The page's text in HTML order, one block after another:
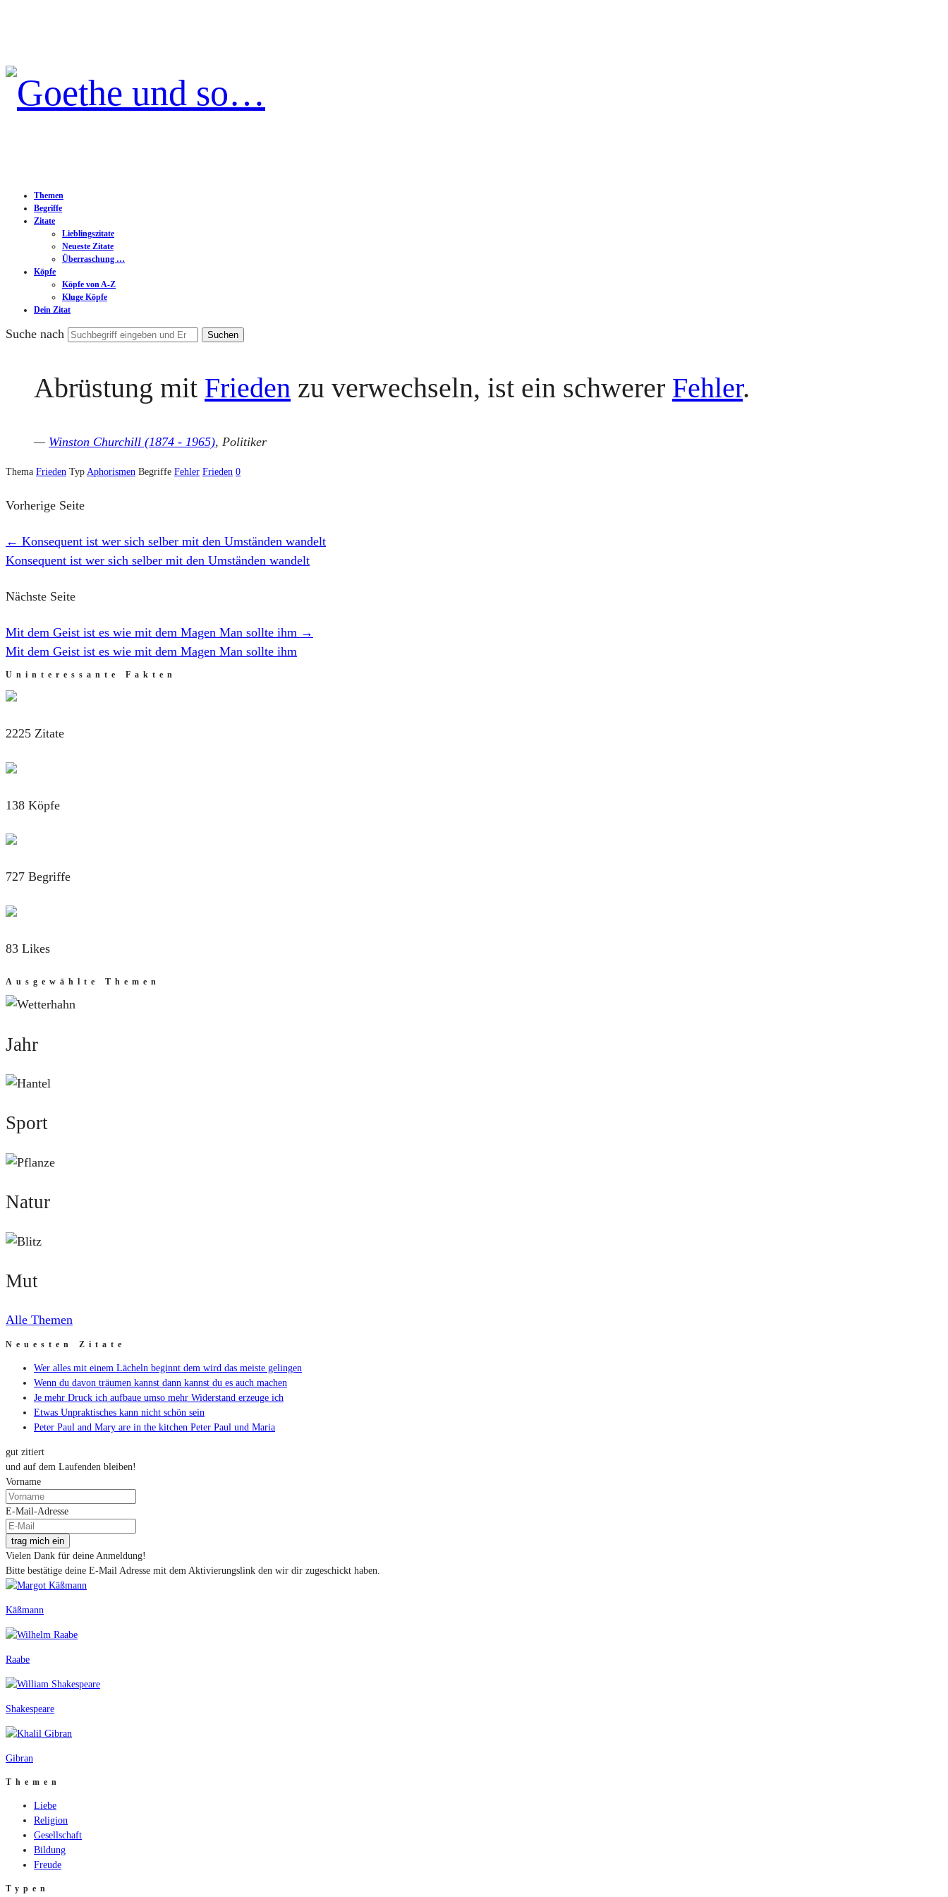
Goethe
so…
Themen
Begriffe
Zitate
Lieblingszitate
Neueste Zitate
Überraschung …
Köpfe
Köpfe von A-Z
Kluge Köpfe
Dein Zitat
Suche nach
Abrüstung mit Frieden zu verwechseln, ist ein schwerer Fehler.
— Winston Churchill (1874 - 1965), Politiker
Thema Frieden Typ Aphorismen Begriffe Fehler Frieden 0
Vorherige Seite
← Konsequent ist wer sich selber mit den Umständen wandelt
Konsequent ist wer sich selber mit den Umständen wandelt
Nächste Seite
Mit dem Geist ist es wie mit dem Magen Man sollte ihm →
Mit dem Geist ist es wie mit dem Magen Man sollte ihm
Uninteressante Fakten
2225 Zitate
138 Köpfe
727 Begriffe
83 Likes
Ausgewählte Themen
Jahr
Jahr
Sport
Sport
Natur
Natur
Mut
Mut
Alle Themen
Neuesten Zitate
Wer alles mit einem Lächeln beginnt dem wird das meiste gelingen
Wenn du davon träumen kannst dann kannst du es auch machen
Je mehr Druck ich aufbaue umso mehr Widerstand erzeuge ich
Etwas Unpraktisches kann nicht schön sein
Peter Paul and Mary are in the kitchen Peter Paul und Maria
gut zitiert
und auf dem Laufenden bleiben!
Vorname
E-Mail-Adresse
trag mich ein
Vielen Dank für deine Anmeldung!
Bitte bestätige deine E-Mail Adresse mit dem Aktivierungslink den wir dir zugeschickt haben.
Käßmann
Raabe
Shakespeare
Gibran
Themen
Liebe
Religion
Gesellschaft
Bildung
Freude
Typen